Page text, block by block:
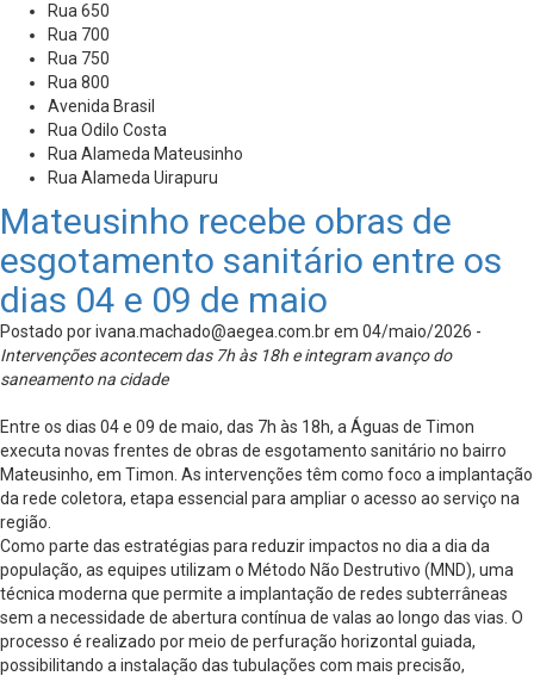
Rua 650
Rua 700
Rua 750
Rua 800
Avenida Brasil
Rua Odilo Costa
Rua Alameda Mateusinho
Rua Alameda Uirapuru
Mateusinho recebe obras de
esgotamento sanitário entre os
dias 04 e 09 de maio
Postado porivana.machado@aegea.com.brem 04/maio/2026 -
Intervenções acontecem das 7h às 18h e integram avanço do
saneamento na cidade
Entre os dias 04 e 09 de maio, das 7h às 18h, a Águas de Timon
executa novas frentes de obras de esgotamento sanitário no bairro
Mateusinho, em Timon. As intervenções têm como foco a implantação
da rede coletora, etapa essencial para ampliar o acesso ao serviço na
região.
Como parte das estratégias para reduzir impactos no dia a dia da
população, as equipes utilizam o Método Não Destrutivo (MND), uma
técnica moderna que permite a implantação de redes subterrâneas
sem a necessidade de abertura contínua de valas ao longo das vias. O
processo é realizado por meio de perfuração horizontal guiada,
possibilitando a instalação das tubulações com mais precisão,